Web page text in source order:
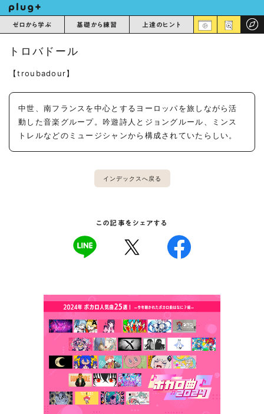
ゼロから学ぶ 基礎から練習 上達のヒント
トロバドール
【troubadour】
中世、南フランスを中心とするヨーロッパを旅しながら活
動した音楽グループ。吟遊詩人とジョングルール、ミンス
トレルなどのミュージシャンから構成されていたらしい。
インデックスへ戻る
この記事をシェアする